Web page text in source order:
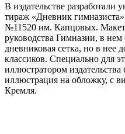
В издательстве разработали
тираж «Дневник
№11520 им. Капцовых. Макет
руководства Гимназии, в
дневниковая сетка, но в нее
классиков. Специально для
иллюстратором издательства
иллюстрация на обложку, с
Кремля.